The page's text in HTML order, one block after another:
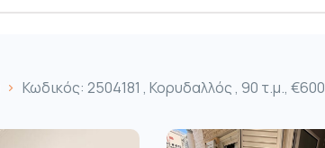
Κωδικός: 2504181 , Κορυδαλλός , 90 τ.μ., €600